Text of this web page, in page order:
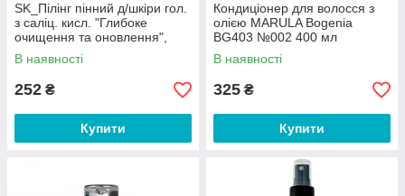
SK_Пілінг пінний д/шкіри гол.
з саліц. кисл. "Глибоке
очищення та оновлення",
150 мл
В наявності
252 ₴
Купити
Кондиціонер для волосся з
олією MARULA Bogenia
BG403 №002 400 мл
В наявності
325 ₴
Купити